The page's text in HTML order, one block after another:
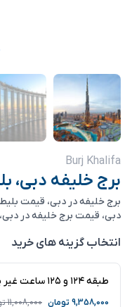
Burj Khalifa
برج خلیفه دبی،
برج خلیفه در دبی، قیمت
دبی، قیمت برج خلیفه در
انتخاب گزینه های خرید
طبقه ۱۲۴ و ۱۲۵ ساعت غیر پیک - بزرگسال
9,358,000 تومان 11,008,000